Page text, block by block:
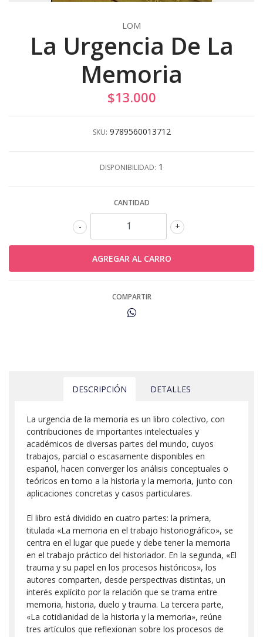
LOM
La Urgencia De La
Memoria
$13.000
SKU: 9789560013712
DISPONIBILIDAD: 1
CANTIDAD
+
-
COMPARTIR
DESCRIPCIÓN DETALLES
La urgencia de la memoria es un libro colectivo, con
contribuciones de importantes intelectuales y
académicos de diversas partes del mundo, cuyos
trabajos, parcial o escasamente disponibles en
español, hacen converger los análisis conceptuales o
teóricos en torno a la historia y la memoria, junto con
aplicaciones concretas y casos particulares.
El libro está dividido en cuatro partes: la primera,
titulada «La memoria en el trabajo historiográfico», se
centra en el lugar que puede y debe tener la memoria
en el trabajo práctico del historiador. En la segunda, «El
trauma y su papel en los procesos históricos», los
autores comparten, desde perspectivas distintas, un
interés explícito por la relación que se trama entre
memoria, historia, duelo y trauma. La tercera parte,
«La cotidianidad de la historia y la memoria», reúne
tres artículos que reflexionan sobre los procesos de